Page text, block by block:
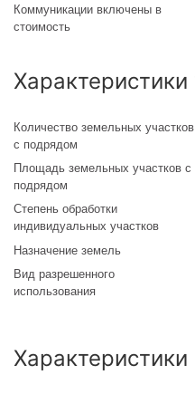
Коммуникации включены в
стоимость
Характеристики
Количество земельных участков
с подрядом
Площадь земельных участков с
подрядом
Степень обработки
индивидуальных участков
Назначение земель
Вид разрешенного
использования
Характеристики